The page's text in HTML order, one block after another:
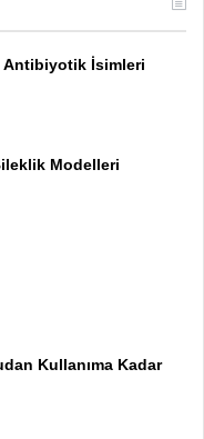
Antibiyotik İsimleri
Modelleri
Kullanıma Kadar